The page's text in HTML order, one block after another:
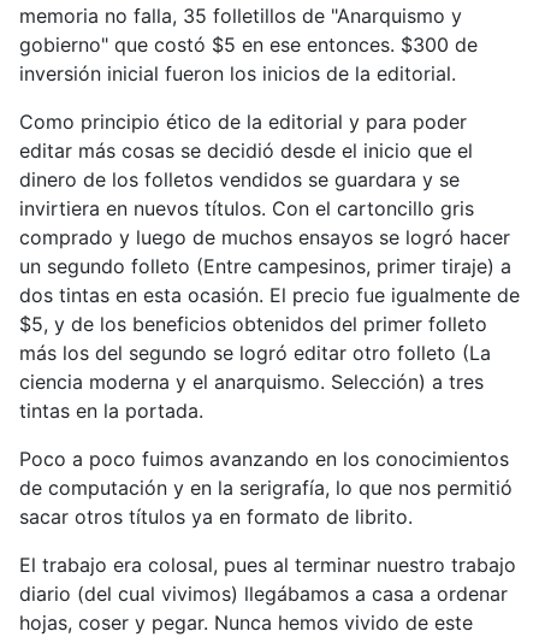
memoria no falla, 35 folletillos de "Anarquismo y
gobierno" que costó $5 en ese entonces. $300 de
inversión inicial fueron los inicios de la editorial.
Como principio ético de la editorial y para poder
editar más cosas se decidió desde el inicio que el
dinero de los folletos vendidos se guardara y se
invirtiera en nuevos títulos. Con el cartoncillo gris
comprado y luego de muchos ensayos se logró hacer
un segundo folleto (Entre campesinos, primer tiraje) a
dos tintas en esta ocasión. El precio fue igualmente de
$5, y de los beneficios obtenidos del primer folleto
más los del segundo se logró editar otro folleto (La
ciencia moderna y el anarquismo. Selección) a tres
tintas en la portada.
Poco a poco fuimos avanzando en los conocimientos
de computación y en la serigrafía, lo que nos permitió
sacar otros títulos ya en formato de librito.
El trabajo era colosal, pues al terminar nuestro trabajo
diario (del cual vivimos) llegábamos a casa a ordenar
hojas, coser y pegar. Nunca hemos vivido de este